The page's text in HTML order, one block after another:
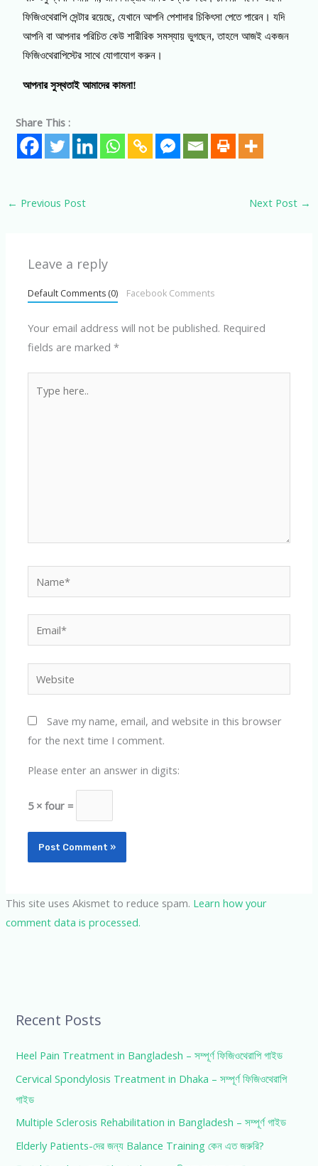
ফিজিওথেরাপি সেন্টার রয়েছে, যেখানে আপনি পেশাদার চিকিৎসা পেতে পারেন। যদি
আপনি বা আপনার পরিচিত কেউ শারীরিক সমস্যায় ভুগছেন, তাহলে আজই একজন
ফিজিওথেরাপিস্টের সাথে যোগাযোগ করুন।
আপনার সুস্থতাই আমাদের কামনা!
Share This :
← Previous Post Next Post →
Leave a reply
Default Comments (0) Facebook Comments
Your email address will not be published. Required
fields are marked*
here..
Save my name, email, and website in this browser
for the next time I comment.
Please enter an answer in digits:
5 × four =
This site uses Akismet to reduce spam. Learn how your
comment data is processed.
Recent Posts
Heel Pain Treatment in Bangladesh – সম্পূর্ণ ফিজিওথেরাপি গাইড
Cervical Spondylosis Treatment in Dhaka – সম্পূর্ণ ফিজিওথেরাপি
গাইড
Multiple Sclerosis Rehabilitation in Bangladesh – সম্পূর্ণ গাইড
Elderly Patients-দের জন্য Balance Training কেন এত জরুরি?